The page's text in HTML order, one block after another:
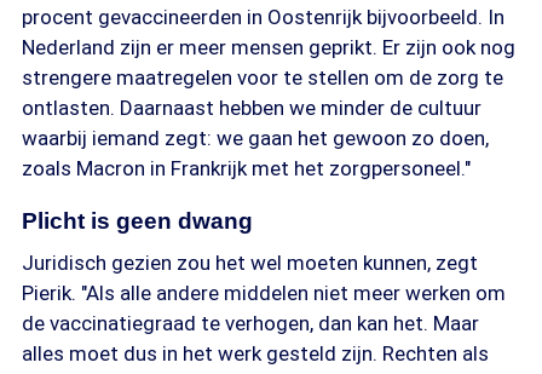
procent gevaccineerden in Oostenrijk bijvoorbeeld. In
Nederland zijn er meer mensen geprikt. Er zijn ook nog
strengere maatregelen voor te stellen om de zorg te
ontlasten. Daarnaast hebben we minder de cultuur
waarbij iemand zegt: we gaan het gewoon zo doen,
zoals Macron in Frankrijk met het zorgpersoneel."
Plicht is geen dwang
Juridisch gezien zou het wel moeten kunnen, zegt
Pierik. "Als alle andere middelen niet meer werken om
de vaccinatiegraad te verhogen, dan kan het. Maar
alles moet dus in het werk gesteld zijn. Rechten als